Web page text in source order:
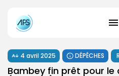
4 avril 2025 DÉPÊCHES
Bambey fin prêt pour le